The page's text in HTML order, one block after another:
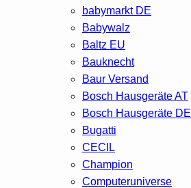
babymarkt DE
Babywalz
Baltz EU
Bauknecht
Baur Versand
Bosch Hausgeräte AT
Bosch Hausgeräte DE
Bugatti
CECIL
Champion
Computeruniverse